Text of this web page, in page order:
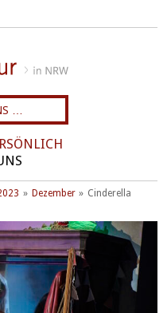
…
Dezember Cinderella